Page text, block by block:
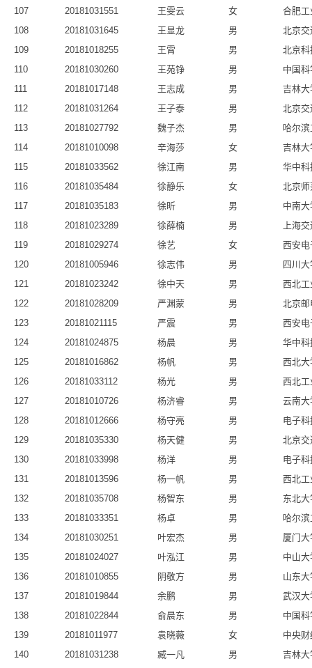
107 20181031551 王雯云 女
合肥工
108
20181031645 王显龙 男
北京交
109
20181018255 王霄 男
北京科
110
20181030260 王苑铮 男
中国
111
20181017148 王志成 男
吉林大
112
20181031264 王子泰 男
北京交
113
20181027792 魏子杰 男
哈尔
114
20181010098 辛海莎 女
吉林大
115
20181033562 徐江南 男
华中科
116
20181035484 徐静乐 女
北京师
117
20181035183 徐昕 男
中南大
118
20181023289 徐薛楠 男
上海
119
20181029274 徐艺 女
西安电
120
20181005946 徐志伟 男
四川大
121
20181023242 徐中天 男
西北工
122
20181028209 严渊蒙 男
北京邮
123
20181021115 严震 男
西安电
124
20181024875 杨晨 男
华中科
125
20181016862 杨帆 男
西北大
126
20181033112 杨光 男
西北工
127
20181010726 杨济睿 男
云南大
128
20181012666 杨守亮 男
电子
129
20181035330 杨天健 男
北京交
130
20181033998 杨洋 男
电子
131
20181013596 杨一帆 男
西北工
132
20181035708 杨智东 男
东北大
133
20181033351 杨卓 男
哈尔
134
20181030251 叶宏杰 男
厦门大
135
20181024027 叶泓江 男
中山大
136
20181010855 阴敬方 男
山东大
137
20181019844 余鹏 男
武汉大
138
20181022844 俞晨东 男
中国
139
20181011977 袁晓薇 女
中央
140
20181031238 臧一凡 男
吉林大